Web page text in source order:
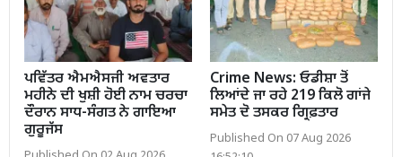
ਪਵਿੱਤਰ ਐਮਐਸਜੀ ਅਵਤਾਰ
ਮਹੀਨੇ ਦੀ ਖੁਸ਼ੀ ਹੋਈ ਨਾਮ ਚਰਚਾ
ਦੌਰਾਨ ਸਾਧ-ਸੰਗਤ ਨੇ ਗਾਇਆ
ਗੁਰੂਜੱਸ
Crime News: ਓਡੀਸ਼ਾ ਤੋਂ
ਲਿਆਂਦੇ ਜਾ ਰਹੇ 219 ਕਿਲੋ ਗਾਂਜੇ
ਸਮੇਤ ਦੋ ਤਸਕਰ ਗ੍ਰਿਫ਼ਤਾਰ
Published On 07 Aug 2026